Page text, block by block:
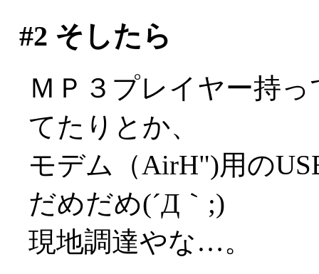
#2 そしたら
ＭＰ３プレイヤー持
てたりとか、
モデム（AirH")用の
だめだめ(´Д｀;)
現地調達やな…。